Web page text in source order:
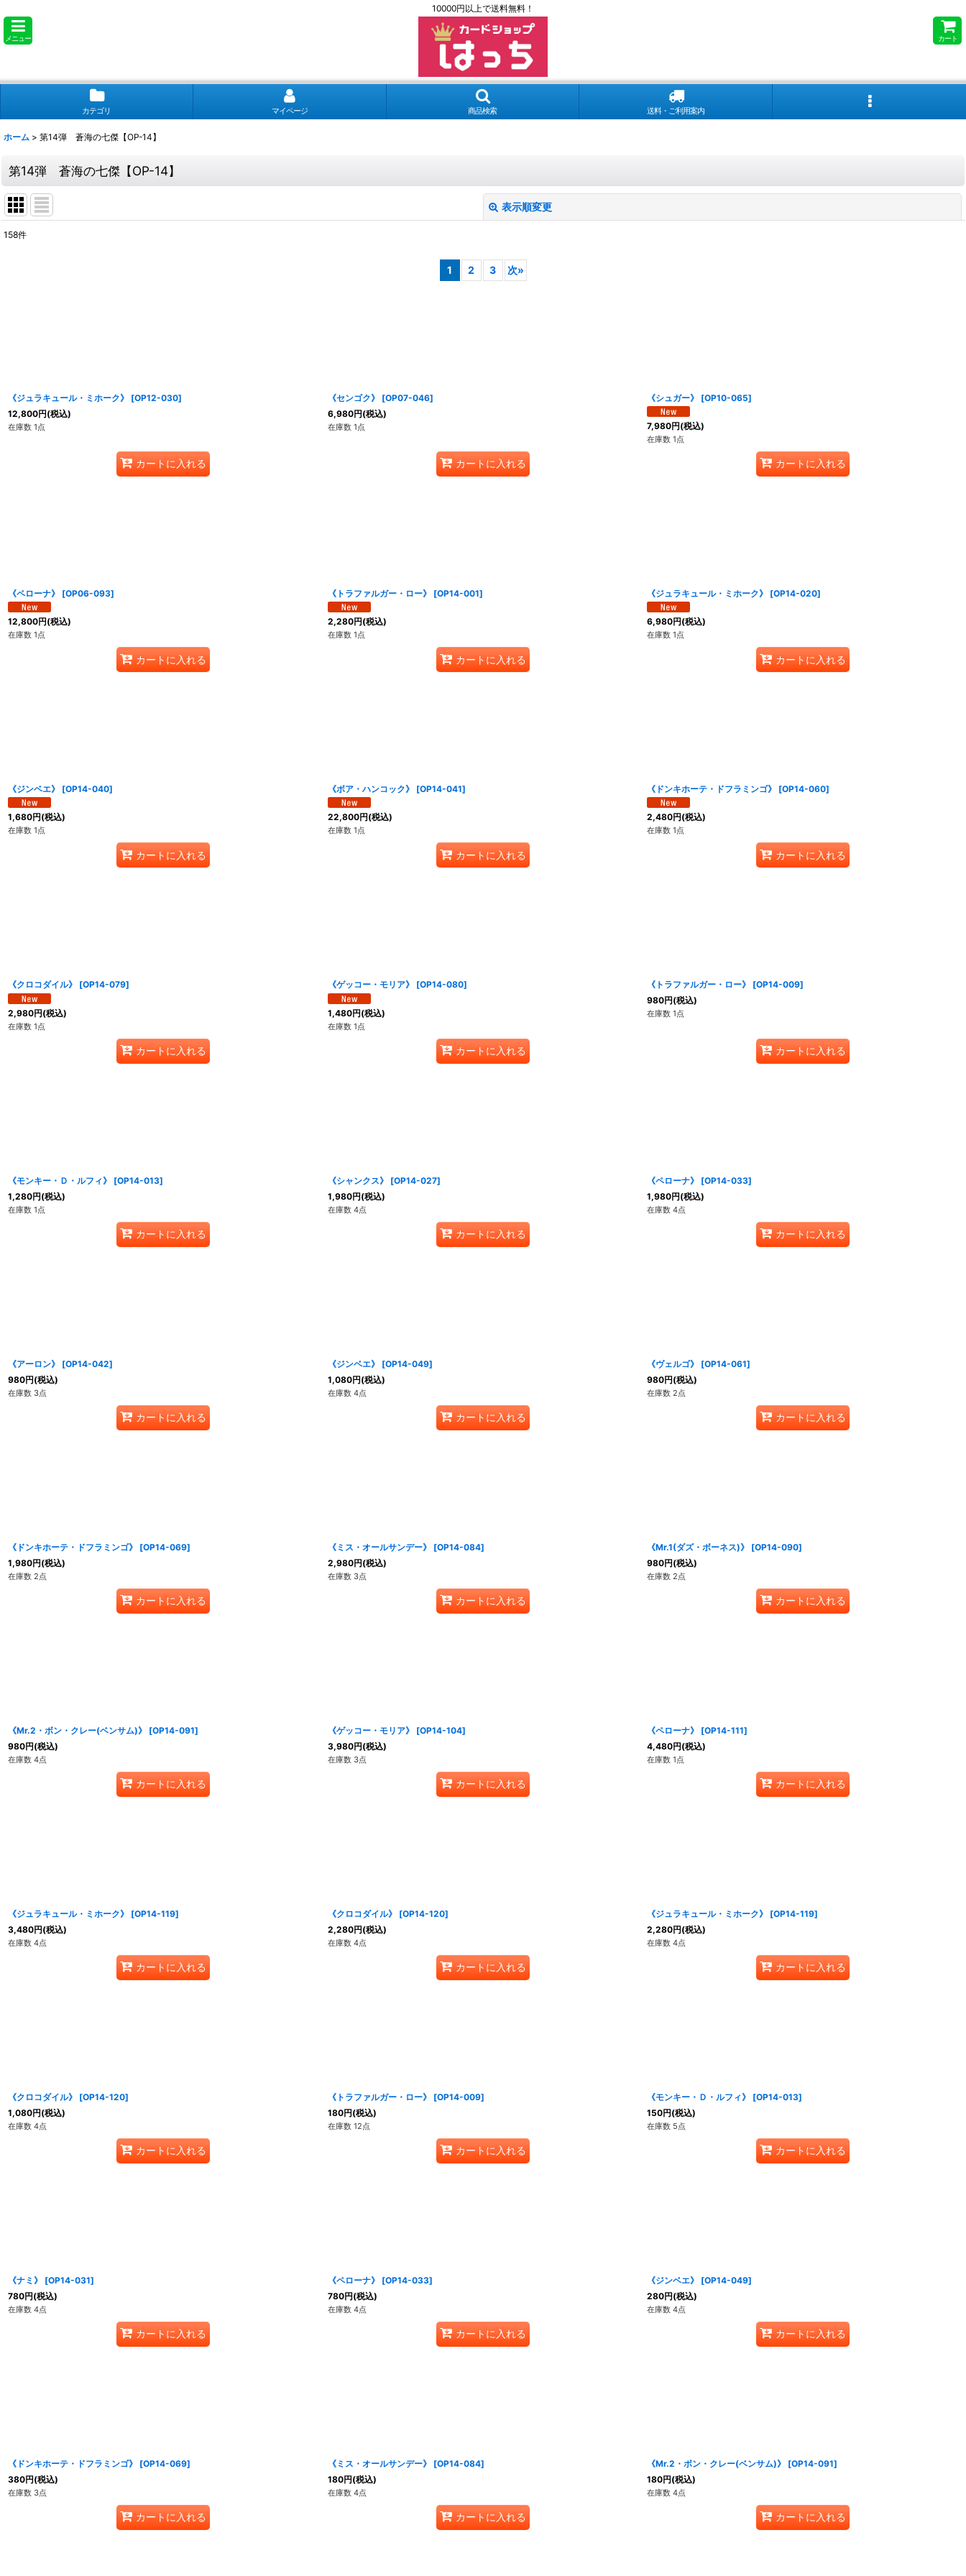
10000円以上で送料無料！
メニュー カート
カテゴリ マイページ 商品検索 送料・ご利用案内
ホーム > 第14弾 蒼海の七傑【OP-14】
第14弾 蒼海の七傑【OP-14】
表示順変更
158件
1 2 3 次»
《ジュラキュール・ミホーク》 [OP12-030]
12,800円(税込)
在庫数 1点
カートに入れる
《センゴク》 [OP07-046]
6,980円(税込)
在庫数 1点
カートに入れる
《シュガー》 [OP10-065]
7,980円(税込)
在庫数 1点
カートに入れる
《ペローナ》 [OP06-093]
12,800円(税込)
在庫数 1点
カートに入れる
《トラファルガー・ロー》 [OP14-001]
2,280円(税込)
在庫数 1点
カートに入れる
《ジュラキュール・ミホーク》 [OP14-020]
6,980円(税込)
在庫数 1点
カートに入れる
《ジンベエ》 [OP14-040]
1,680円(税込)
在庫数 1点
カートに入れる
《ボア・ハンコック》 [OP14-041]
22,800円(税込)
在庫数 1点
カートに入れる
《ドンキホーテ・ドフラミンゴ》 [OP14-060]
2,480円(税込)
在庫数 1点
カートに入れる
《クロコダイル》 [OP14-079]
2,980円(税込)
在庫数 1点
カートに入れる
《ゲッコー・モリア》 [OP14-080]
1,480円(税込)
在庫数 1点
カートに入れる
《トラファルガー・ロー》 [OP14-009]
980円(税込)
在庫数 1点
カートに入れる
《モンキー・Ｄ・ルフィ》 [OP14-013]
1,280円(税込)
在庫数 1点
カートに入れる
《シャンクス》 [OP14-027]
1,980円(税込)
在庫数 4点
カートに入れる
《ペローナ》 [OP14-033]
1,980円(税込)
在庫数 4点
カートに入れる
《アーロン》 [OP14-042]
980円(税込)
在庫数 3点
カートに入れる
《ジンベエ》 [OP14-049]
1,080円(税込)
在庫数 4点
カートに入れる
《ヴェルゴ》 [OP14-061]
980円(税込)
在庫数 2点
カートに入れる
《ドンキホーテ・ドフラミンゴ》 [OP14-069]
1,980円(税込)
在庫数 2点
カートに入れる
《ミス・オールサンデー》 [OP14-084]
2,980円(税込)
在庫数 3点
カートに入れる
《Mr.1(ダズ・ボーネス)》 [OP14-090]
980円(税込)
在庫数 2点
カートに入れる
《Mr.2・ボン・クレー(ベンサム)》 [OP14-091]
980円(税込)
在庫数 4点
カートに入れる
《ゲッコー・モリア》 [OP14-104]
3,980円(税込)
在庫数 3点
カートに入れる
《ペローナ》 [OP14-111]
4,480円(税込)
在庫数 1点
カートに入れる
《ジュラキュール・ミホーク》 [OP14-119]
3,480円(税込)
在庫数 4点
カートに入れる
《クロコダイル》 [OP14-120]
2,280円(税込)
在庫数 4点
カートに入れる
《ジュラキュール・ミホーク》 [OP14-119]
2,280円(税込)
在庫数 4点
カートに入れる
《クロコダイル》 [OP14-120]
1,080円(税込)
在庫数 4点
カートに入れる
《トラファルガー・ロー》 [OP14-009]
180円(税込)
在庫数 12点
カートに入れる
《モンキー・Ｄ・ルフィ》 [OP14-013]
150円(税込)
在庫数 5点
カートに入れる
《ナミ》 [OP14-031]
780円(税込)
在庫数 4点
カートに入れる
《ペローナ》 [OP14-033]
780円(税込)
在庫数 4点
カートに入れる
《ジンベエ》 [OP14-049]
280円(税込)
在庫数 4点
カートに入れる
《ドンキホーテ・ドフラミンゴ》 [OP14-069]
380円(税込)
在庫数 3点
カートに入れる
《ミス・オールサンデー》 [OP14-084]
180円(税込)
在庫数 4点
カートに入れる
《Mr.2・ボン・クレー(ベンサム)》 [OP14-091]
180円(税込)
在庫数 4点
カートに入れる